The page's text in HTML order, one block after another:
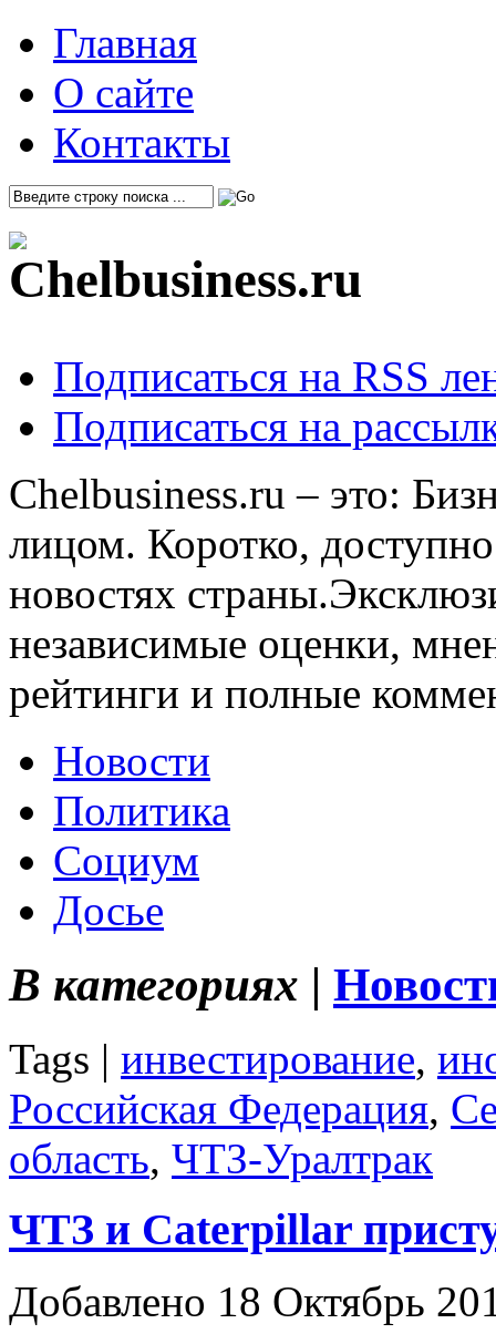
Главная
О сайте
Контакты
Подписаться на RSS
Подписаться на
Chelbusiness.ru – это:
лицом. Коротко,
новостях
независимые оценки,
рейтинги и полные
Новости
Политика
Социум
Досье
В категориях |
Tags | инвестирование,
Российская Федерация,
область, ЧТЗ-Уралтрак
ЧТЗ и Caterpillаr
Добавлено 18 Октябрь